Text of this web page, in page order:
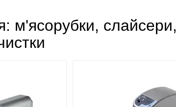
м'ясорубки, слайсери,